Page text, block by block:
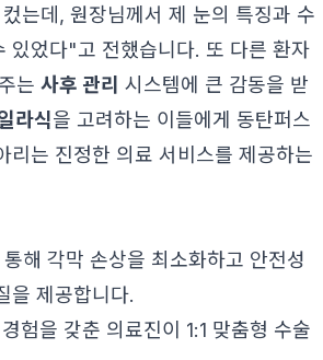
는데, 원장님께서 제 눈의 특징과 수
있었다"고 전했습니다. 또 다른 환자
는 사후 관리 시스템에 큰 감동을 받
라식을 고려하는 이들에게 동탄퍼스
리는 진정한 의료 서비스를 제공하는
해 각막 손상을 최소화하고 안전성
을 제공합니다.
험을 갖춘 의료진이 1:1 맞춤형 수술